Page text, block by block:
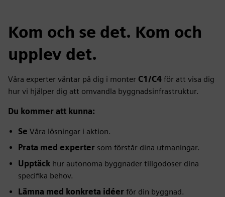
Kom och se det. Kom och
upplev det.
Våra experter väntar på dig i monter C1/C4 för att visa dig
hur vi hjälper dig att omvandla byggnadsinfrastruktur.
Du kommer att kunna:
Se Våra lösningar i aktion.
Prata med experter som förstår dina utmaningar.
Upptäck hur autonoma byggnader tillgodoser dina
specifika behov.
Lämna med konkreta idéer för din byggnad.